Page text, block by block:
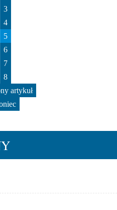
3
4
5
6
7
8
artykuł